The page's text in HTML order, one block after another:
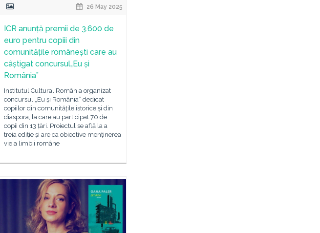
26 May 2025
ICR anunță premii de 3.600 de
euro pentru copiii din
comunitățile românești care au
câștigat concursul„Eu și
România”
Institutul Cultural Român a organizat
concursul „Eu și România” dedicat
copiilor din comunitățile istorice și din
diaspora, la care au participat 70 de
copii din 13 țări. Proiectul se află la a
treia ediție și are ca obiective menținerea
vie a limbii române